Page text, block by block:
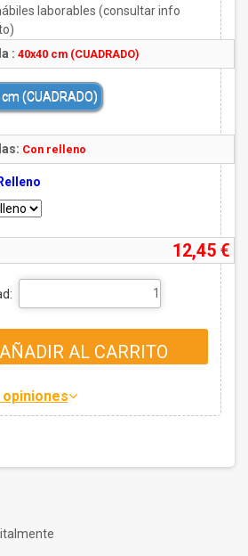
laborables (consultar info
: 40x40 cm (CUADRADO)
(CUADRADO)
Con relleno
12,45 €
AÑADIR AL CARRITO